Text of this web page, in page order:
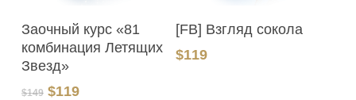
В Корзину
Заочный курс «81
комбинация Летящих
Звезд»
$149 Первоначальная
$119Текущая
[FB] Взгляд сокола
$119